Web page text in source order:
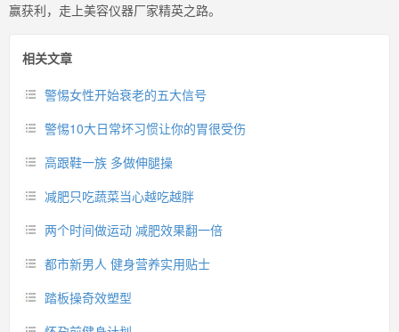
赢获利，走上美容仪器厂家精英之路。
相关文章
警惕女性开始衰老的五大信号
警惕10大日常坏习惯让你的胃很受伤
高跟鞋一族 多做伸腿操
减肥只吃蔬菜当心越吃越胖
两个时间做运动 减肥效果翻一倍
都市新男人 健身营养实用贴士
踏板操奇效塑型